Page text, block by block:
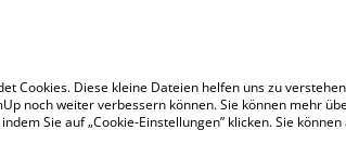
- die Schmuckmanufaktur
Cookies. Diese kleine Dateien helfen uns zu
noch weiter verbessern können. Sie können mehr
Sie auf „Cookie-Einstellungen” klicken. Sie